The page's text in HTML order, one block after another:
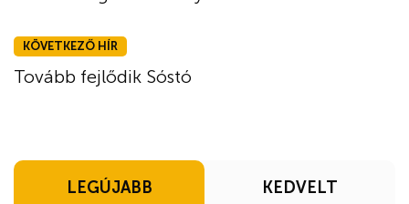
KÖVETKEZŐ HÍR
Tovább fejlődik Sóstó
LEGÚJABB KEDVELT